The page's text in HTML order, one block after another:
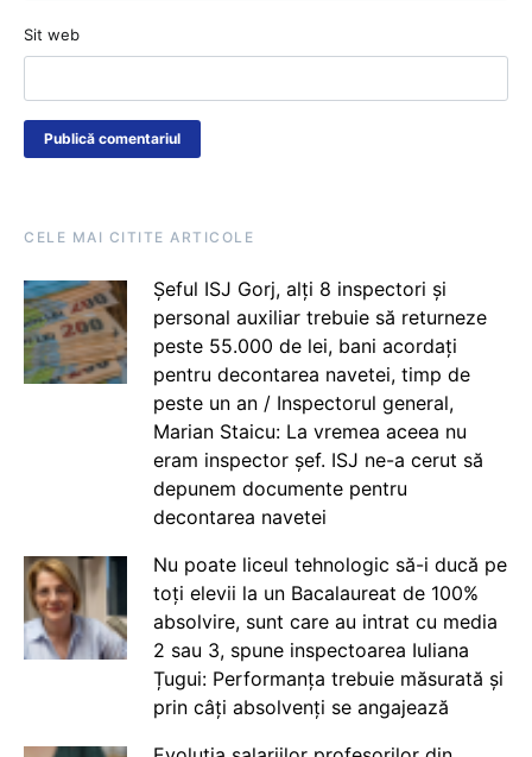
Sit web
CELE MAI CITITE ARTICOLE
Șeful ISJ Gorj, alți 8 inspectori și
personal auxiliar trebuie să returneze
peste 55.000 de lei, bani acordați
pentru decontarea navetei, timp de
peste un an / Inspectorul general,
Marian Staicu: La vremea aceea nu
eram inspector șef. ISJ ne-a cerut să
depunem documente pentru
decontarea navetei
Nu poate liceul tehnologic să-i ducă pe
toți elevii la un Bacalaureat de 100%
absolvire, sunt care au intrat cu media
2 sau 3, spune inspectoarea Iuliana
Țugui: Performanța trebuie măsurată și
prin câți absolvenți se angajează